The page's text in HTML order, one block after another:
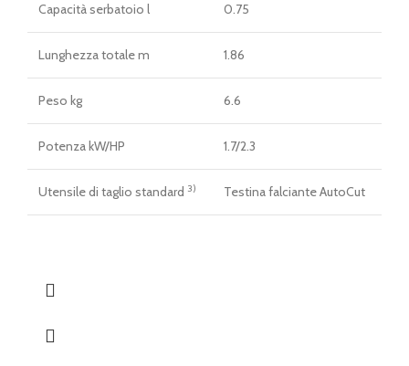
Capacità serbatoio l
0.75
Lunghezza totale m 1.86
Peso kg 6.6
Potenza kW/HP 1.7/2.3
Utensile di taglio standard 3) Testina falciante AutoCut